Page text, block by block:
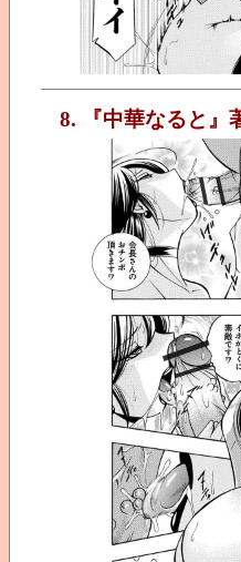
8. 『中華なると』